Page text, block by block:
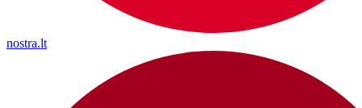
nostra.lt